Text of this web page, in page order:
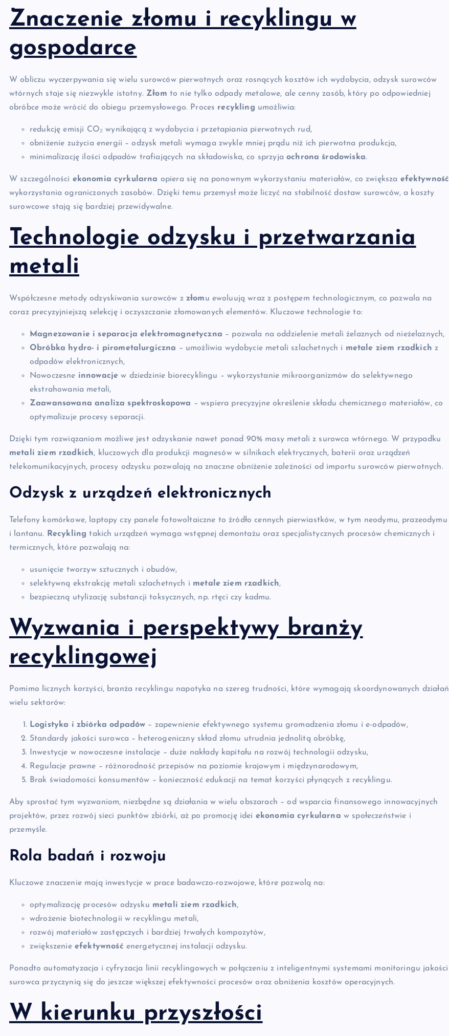
Znaczenie złomu i recyklingu w
gospodarce
W obliczu wyczerpywania się wielu surowców pierwotnych oraz rosnących kosztów ich wydobycia, odzysk surowców
wtórnych staje się niezwykle istotny. Złom to nie tylko odpady metalowe, ale cenny zasób, który po odpowiedniej
obróbce może wrócić do obiegu przemysłowego. Proces recykling umożliwia:
redukcję emisji CO₂ wynikającą z wydobycia i przetapiania pierwotnych rud,
obniżenie zużycia energii – odzysk metali wymaga zwykle mniej prądu niż ich pierwotna produkcja,
minimalizację ilości odpadów trafiających na składowiska, co sprzyjaochrona środowiska.
W szczególności ekonomia cyrkularna opiera się na ponownym wykorzystaniu materiałów, co zwiększa efektywność
wykorzystania ograniczonych zasobów. Dzięki temu przemysł może liczyć na stabilność dostaw surowców, a koszty
surowcowe stają się bardziej przewidywalne.
Technologie odzysku i przetwarzania
metali
Współczesne metody odzyskiwania surowców z złomu ewoluują wraz z postępem technologicznym, co pozwala na
coraz precyzyjniejszą selekcję i oczyszczanie złomowanych elementów. Kluczowe technologie to:
Magnezowanie i separacja elektromagnetyczna – pozwala na oddzielenie metali żelaznych od nieżelaznych,
Obróbka hydro- i pirometalurgiczna – umożliwia wydobycie metali szlachetnych i metale ziem rzadkich z
odpadów elektronicznych,
Nowoczesne innowacje w dziedzinie biorecyklingu – wykorzystanie mikroorganizmów do selektywnego
ekstrahowania metali,
Zaawansowana analiza spektroskopowa – wspiera precyzyjne określenie składu chemicznego materiałów, co
optymalizuje procesy separacji.
Dzięki tym rozwiązaniom możliwe jest odzyskanie nawet ponad 90% masy metali z surowca wtórnego. W przypadku
metali ziem rzadkich, kluczowych dla produkcji magnesów w silnikach elektrycznych, baterii oraz urządzeń
telekomunikacyjnych, procesy odzysku pozwalają na znaczne obniżenie zależności od importu surowców pierwotnych.
Odzysk z urządzeń elektronicznych
Telefony komórkowe, laptopy czy panele fotowoltaiczne to źródło cennych pierwiastków, w tym neodymu, prazeodymu
i lantanu.
Recykling takich urządzeń wymaga wstępnej demontażu oraz specjalistycznych procesów chemicznych i
termicznych, które pozwalają na:
usunięcie tworzyw sztucznych i obudów,
selektywną ekstrakcję metali szlachetnych i metale ziem rzadkich,
bezpieczną utylizację substancji toksycznych, np. rtęci czy kadmu.
Wyzwania i perspektywy branży
recyklingowej
Pomimo licznych korzyści, branża recyklingu napotyka na szereg trudności, które wymagają skoordynowanych działań
wielu sektorów:
Logistyka i zbiórka odpadów – zapewnienie efektywnego systemu gromadzenia złomu i e-odpadów,
Standardy jakości surowca – heterogeniczny skład złomu utrudnia jednolitą obróbkę,
Inwestycje w nowoczesne instalacje – duże nakłady kapitału na rozwój technologii odzysku,
Regulacje prawne – różnorodność przepisów na poziomie krajowym i międzynarodowym,
Brak świadomości konsumentów – konieczność edukacji na temat korzyści płynących z recyklingu.
Aby sprostać tym wyzwaniom, niezbędne są działania w wielu obszarach – od wsparcia finansowego innowacyjnych
projektów, przez rozwój sieci punktów zbiórki, aż po promocję idei ekonomia cyrkularna w społeczeństwie i
przemyśle.
Rola badań i rozwoju
Kluczowe znaczenie mają inwestycje w prace badawczo-rozwojowe, które pozwolą na:
optymalizację procesów odzysku metali ziem rzadkich,
wdrożenie biotechnologii w recyklingu metali,
rozwój materiałów zastępczych i bardziej trwałych kompozytów,
zwiększenie efektywność energetycznej instalacji odzysku.
Ponadto automatyzacja i cyfryzacja linii recyklingowych w połączeniu z inteligentnymi systemami monitoringu jakości
surowca przyczynią się do jeszcze większej efektywności procesów oraz obniżenia kosztów operacyjnych.
W kierunku przyszłości